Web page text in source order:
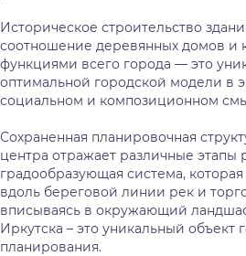
Историческое строительство
соотношение деревянных домов и
функциями всего города — это
оптимальной городской модели в
социальном и композиционном
Сохраненная планировочная
центра отражает различные этапы
градообразующая система,
вдоль береговой линии рек и
вписываясь в окружающий
Иркутска – это уникальный объект
планирования.